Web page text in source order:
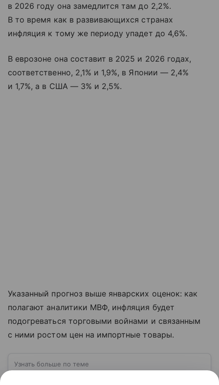
в 2026 году она замедлится там до 2,2%.
В то время как в развивающихся странах
инфляция к тому же периоду упадет до 4,6%.
В еврозоне она составит в 2025 и 2026 годах,
соответственно, 2,1% и 1,9%, в Японии — 2,4%
и 1,7%, а в США — 3% и 2,5%.
Указанный прогноз выше январских оценок: как
полагают аналитики МВФ, инфляция будет
подогреваться торговыми войнами и связанным
с ними ростом цен на импортные товары.
Узнать больше по теме